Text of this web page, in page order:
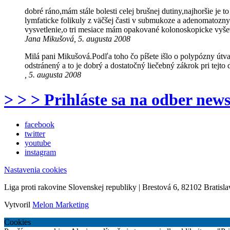
dobré ráno,mám stále bolesti celej brušnej dutiny,najhoršie je
lymfaticke folikuly z väčšej časti v submukoze a
vysvetlenie,o tri mesiace mám opakované kolonoskopicke
Jana Mikušová, 5. augusta 2008
Milá pani Mikušová.Podľa toho čo píšete išlo o polypózny
odstránený a to je dobrý a dostatočný liečebný zákrok pri
, 5. augusta 2008
> > > Prihláste sa na odber
facebook
twitter
youtube
instagram
Nastavenia cookies
Liga proti rakovine Slovenskej republiky | Brestová 6, 82102
Vytvoril Melon Marketing
Cookies